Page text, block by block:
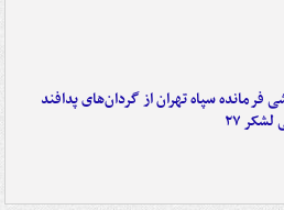
فرمانده سپاه تهران از گردان‌های پدافند
۲۷